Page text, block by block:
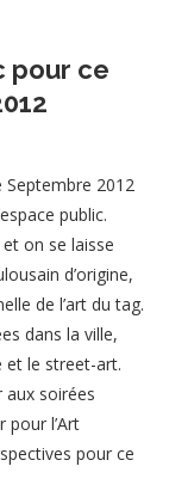
pour ce
Septembre 2012
public.
on se laisse
d’origine,
de l’art du tag.
dans la ville,
et le street-art.
aux soirées
pour l’Art
pour ce